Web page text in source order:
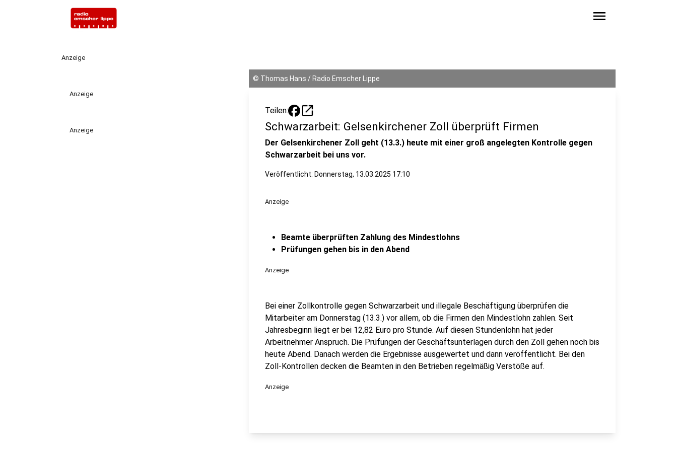
menu
Anzeige
Anzeige
Anzeige
© Thomas Hans / Radio Emscher Lippe
Teilen: open_in_new
Schwarzarbeit: Gelsenkirchener Zoll überprüft Firmen
Der Gelsenkirchener Zoll geht (13.3.) heute mit einer groß angelegten Kontrolle gegen
Schwarzarbeit bei uns vor.
Veröffentlicht: Donnerstag, 13.03.2025 17:10
Anzeige
Beamte überprüften Zahlung des Mindestlohns
Prüfungen gehen bis in den Abend
Anzeige
Bei einer Zollkontrolle gegen Schwarzarbeit und illegale Beschäftigung überprüfen die
Mitarbeiter am Donnerstag (13.3.) vor allem, ob die Firmen den Mindestlohn zahlen. Seit
Jahresbeginn liegt er bei 12,82 Euro pro Stunde. Auf diesen Stundenlohn hat jeder
Arbeitnehmer Anspruch. Die Prüfungen der Geschäftsunterlagen durch den Zoll gehen noch bis
heute Abend. Danach werden die Ergebnisse ausgewertet und dann veröffentlicht. Bei den
Zoll-Kontrollen decken die Beamten in den Betrieben regelmäßig Verstöße auf.
Anzeige